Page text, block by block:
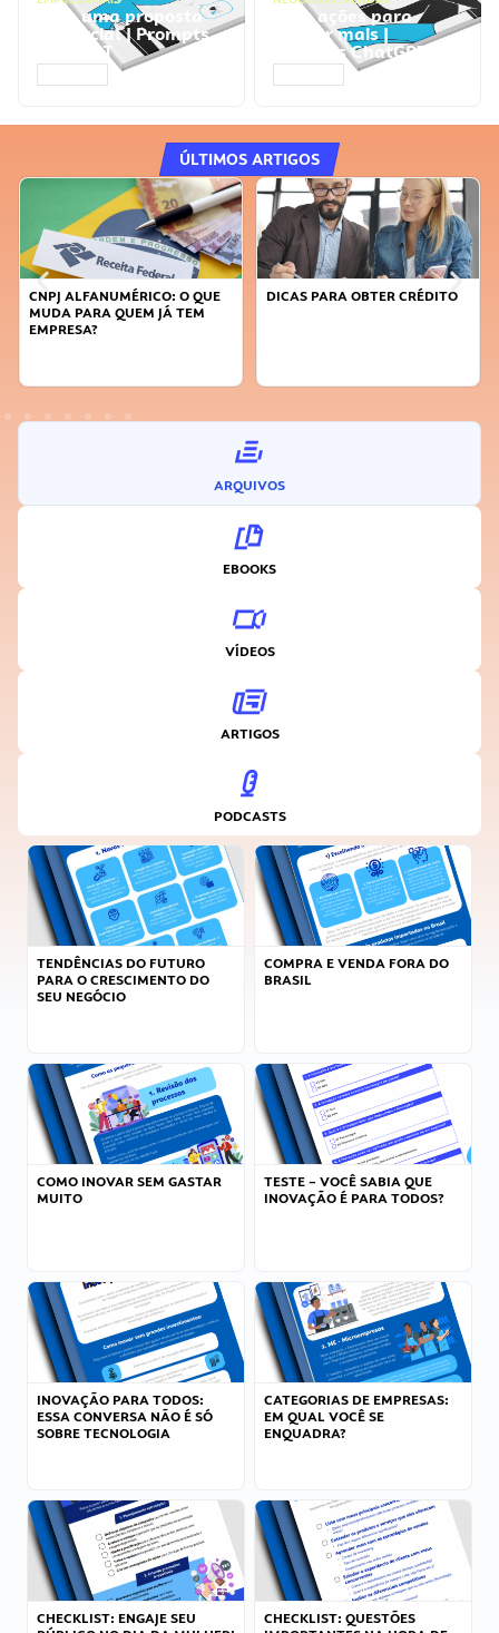
Faça uma proposta
comercial | Prompts
ChatGPT
Faça ações para
vender mais |
Prompts ChatGPT
ÚLTIMOS ARTIGOS
DICAS PARA OBTER CRÉDITO
FAÇA A DIFERENÇA: SEJA
ARQUIVOS
EBOOKS
VÍDEOS
ARTIGOS
PODCASTS
TENDÊNCIAS DO FUTURO
PARA O CRESCIMENTO DO
SEU NEGÓCIO
COMPRA E VENDA FORA DO
BRASIL
COMO INOVAR SEM GASTAR
MUITO
TESTE – VOCÊ SABIA QUE
INOVAÇÃO É PARA TODOS?
INOVAÇÃO PARA TODOS:
ESSA CONVERSA NÃO É SÓ
SOBRE TECNOLOGIA
CATEGORIAS DE EMPRESAS:
EM QUAL VOCÊ SE
ENQUADRA?
CHECKLIST: ENGAJE SEU
CHECKLIST: QUESTÕES